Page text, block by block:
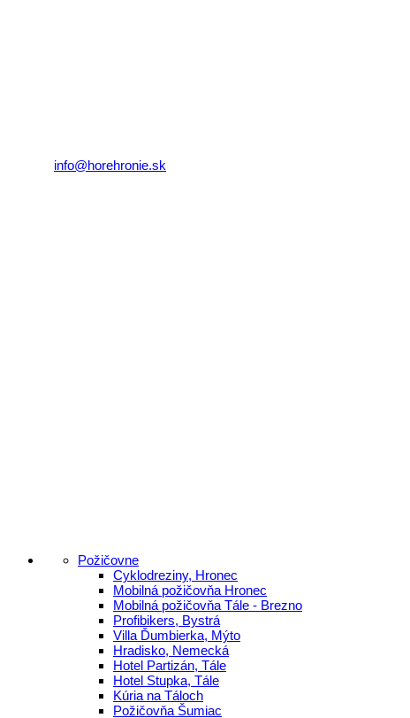
info@horehronie.sk
Požičovne
Cyklodreziny, Hronec
Mobilná požičovňa Hronec
Mobilná požičovňa Tále - Brezno
Profibikers, Bystrá
Villa Ďumbierka, Mýto
Hradisko, Nemecká
Hotel Partizán, Tále
Hotel Stupka, Tále
Kúria na Táloch
Požičovňa Šumiac